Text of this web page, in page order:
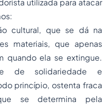
utilizada para atacar
cultural, que se dá na
materiais, que apenas
quando ela se extingue.
de solidariedade e
princípio, ostenta fraca
se determina pela